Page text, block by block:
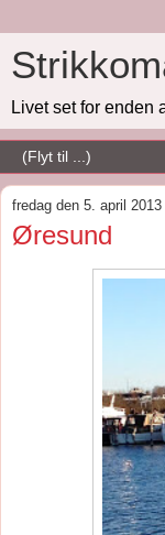
Livet set for enden
fredag den 5. april 2013
Øresund